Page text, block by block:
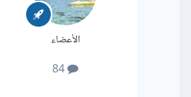
الأعضاء